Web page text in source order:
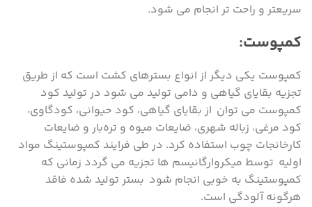
سریعتر و راحت تر انجام می شود.
کمپوست:
کمپوست یکی دیگر از انواع بسترهای کشت است که از طریق
تجزیه بقایای گیاهی و دامی تولید می شود در تولید کود
کمپوست می توان از بقایای گیاهی، کود حیوانی، کودگاوی،
کود مرغی، زباله شهری، ضایعات میوه و تره‌بار و ضایعات
کارخانجات چوب استفاده کرد. در طی فرایند کمپوستینگ مواد
اولیه توسط میکروارگانیسم ها تجزیه می گردد زمانی که
کمپوستینگ به خوبی انجام شود بستر تولید شده فاقد
هرگونه آلودگی است.